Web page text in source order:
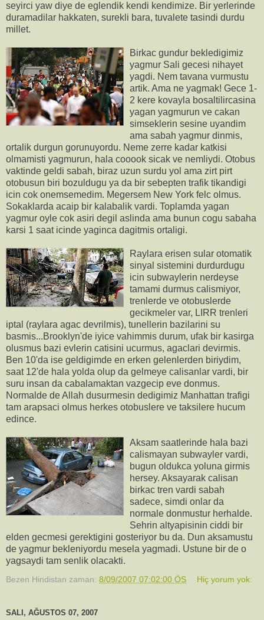
seyirci yaw diye de eglendik kendi kendimize. Bir yerlerinde
duramadilar hakkaten, surekli bara, tuvalete tasindi durdu
millet.
Birkac gundur bekledigimiz
yagmur Sali gecesi nihayet
yagdi. Nem tavana vurmustu
artik. Ama ne yagmak! Gece 1-
2 kere kovayla bosaltilircasina
yagan yagmurun ve cakan
simseklerin sesine uyandim
ama sabah yagmur dinmis,
ortalik durgun gorunuyordu. Neme zerre kadar katkisi
olmamisti yagmurun, hala cooook sicak ve nemliydi. Otobus
vaktinde geldi sabah, biraz uzun surdu yol ama zirt pirt
otobusun biri bozuldugu ya da bir sebepten trafik tikandigi
icin cok onemsemedim. Megersem New York felc olmus.
Sokaklarda acaip bir kalabalik vardi. Toplamda yagan
yagmur oyle cok asiri degil aslinda ama bunun cogu sabaha
karsi 1 saat icinde yaginca dagitmis ortaligi.
Raylara erisen sular otomatik
sinyal sistemini durdurdugu
icin subwaylerin nerdeyse
tamami durmus calismiyor,
trenlerde ve otobuslerde
gecikmeler var, LIRR trenleri
iptal (raylara agac devrilmis), tunellerin bazilarini su
basmis...Brooklyn'de iyice vahimmis durum, ufak bir kasirga
olusmus bazi evlerin catisini ucurmus, agaclari devirmis.
Ben 10'da ise geldigimde en erken gelenlerden biriydim,
saat 12'de hala yolda olup da gelmeye calisanlar vardi, bir
suru insan da cabalamaktan vazgecip eve donmus.
Normalde de Allah dusurmesin dedigimiz Manhattan trafigi
tam arapsaci olmus herkes otobuslere ve taksilere hucum
edince.
Aksam saatlerinde hala bazi
calismayan subwayler vardi,
bugun oldukca yoluna girmis
hersey. Aksayarak calisan
birkac tren vardi sabah
sadece, simdi onlar da
normale donmustur herhalde.
Sehrin altyapisinin ciddi bir
elden gecmesi gerektigini gosteriyor bu da. Dun aksamustu
de yagmur bekleniyordu mesela yagmadi. Ustune bir de o
yagsaydi tam senlik olacakti.
Bezen Hindistan zaman: 8/09/2007 07:02:00 ÖS Hiç yorum yok:
SALI, AĞUSTOS 07, 2007